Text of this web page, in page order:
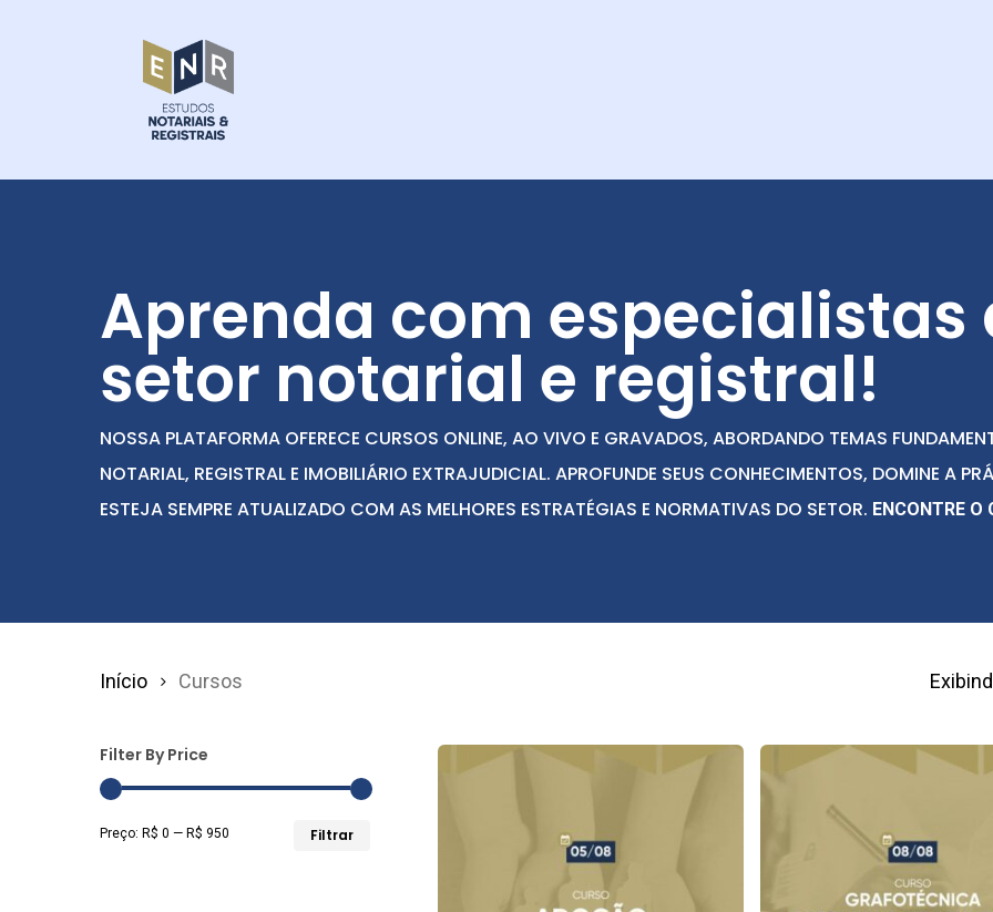
Aprenda com especialistas
setor notarial e registral!
NOSSA PLATAFORMA OFERECE CURSOS ONLINE, AO VIVO E GRAVADOS, ABORDANDO TEMAS
NOTARIAL, REGISTRAL E IMOBILIÁRIO EXTRAJUDICIAL. APROFUNDE SEUS CONHECIMENTOS, DOMINE A
ESTEJA SEMPRE ATUALIZADO COM AS MELHORES ESTRATÉGIAS E NORMATIVAS DO SETOR. ENCONTRE O
Início Cursos
Filter By Price
Filtrar
Preço: R$ 0 — R$ 950